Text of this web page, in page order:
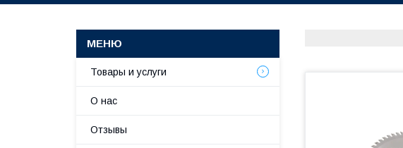
Товары и услуги
О нас
Отзывы